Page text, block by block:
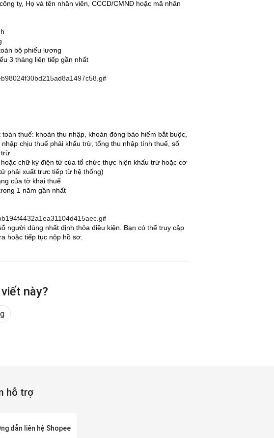
ty, Họ và tên nhân viên, CCCD/CMND hoặc mã nhân
bộ phiếu lương
3 tháng liên tiếp gần nhất
thuế: khoản thu nhập, khoản đóng bảo hiểm bắt buộc,
chịu thuế phải khấu trừ, tổng thu nhập tính thuế, số
trừ
chữ ký điện tử của tổ chức thực hiện khấu trừ hoặc cơ
phải xuất trực tiếp từ hệ thống)
của tờ khai thuế
1 năm gần nhất
người dùng nhất định thỏa điều kiện. Bạn có thể truy cập
hoặc tiếp tục nộp hồ sơ.
này?
hỗ trợ
dẫn liên hệ Shopee